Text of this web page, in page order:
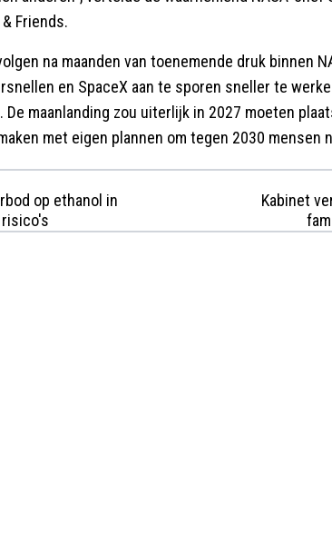
Friends.
na maanden van toenemende druk binnen
en SpaceX aan te sporen sneller te
De maanlanding zou uiterlijk in 2027 moeten
met eigen plannen om tegen 2030 mensen
op ethanol in
Kabinet